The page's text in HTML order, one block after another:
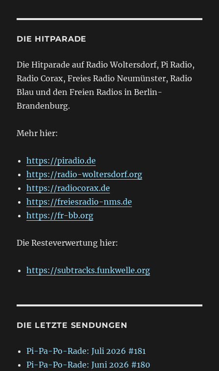
DIE HITPARADE
Die Hitparade auf Radio Woltersdorf, Pi Radio,
Radio Corax, Freies Radio Neumünster, Radio
Blau und den Freien Radios in Berlin-
Brandenburg.
Mehr hier:
https://piradio.de
https://radio-woltersdorf.org
https://radiocorax.de
https://freiesradio-nms.de
https://fr-bb.org
Die Resteverwertung hier:
https://subtracks.funkwelle.org
DIE LETZTE SENDUNGEN
Pi-Pa-Po-Rade: Juli 2026 #181
Pi-Pa-Po-Rade: Juni 2026 #180